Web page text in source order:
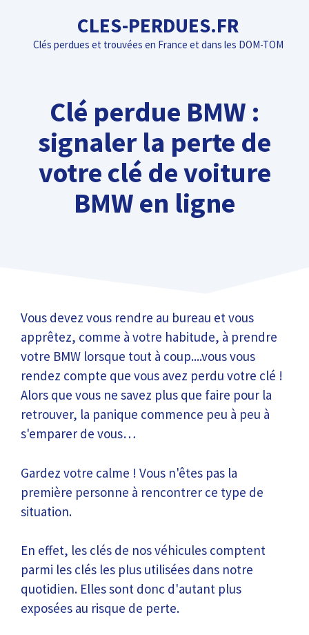
contenu
CLES-PERDUES.FR
Clés perdues et trouvées en France et dans les DOM-TOM
Clé perdue BMW :
signaler la perte de
votre clé de voiture
BMW en ligne
Vous devez vous rendre au bureau et vous
apprêtez, comme à votre habitude, à prendre
votre BMW lorsque tout à coup....vous vous
rendez compte que vous avez perdu votre clé !
Alors que vous ne savez plus que faire pour la
retrouver, la panique commence peu à peu à
s'emparer de vous…
Gardez votre calme ! Vous n'êtes pas la
première personne à rencontrer ce type de
situation.
En effet, les clés de nos véhicules comptent
parmi les clés les plus utilisées dans notre
quotidien. Elles sont donc d'autant plus
exposées au risque de perte.